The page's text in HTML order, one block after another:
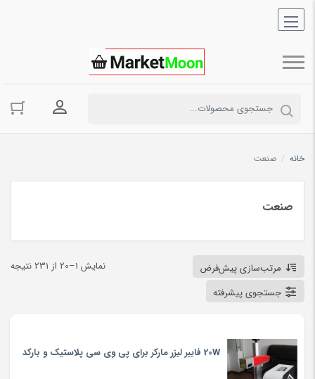
ورود به
خانه / صنعت
صنعت
نمایش 1–20 از 231 نتیجه
مرتب‌سازی پیش‌فرض
جستجوی پیشرفته
20W فایبر لیزر مارکر برای پی وی سی پلاستیک و بارکد